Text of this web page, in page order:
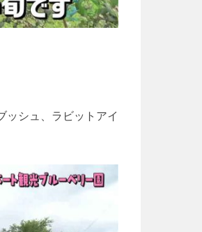
ッシュ、ラビットアイ